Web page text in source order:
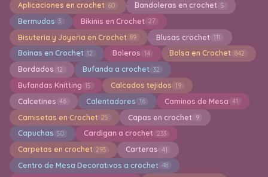
Aplicaciones en crochet 60 Bandoleras en crochet 5
Bermudas 3 Bikinis en Crochet 27
Bisuteria y Joyeria en Crochet 89 Blusas crochet 111
Boinas en Crochet 12 Boleros 14 Bolsa en Crochet 842
Bordados 12 Bufanda a crochet 32
Bufandas Knitting 15 Calcados tejidos 19
Calcetines 46 Calentadores 16 Caminos de Mesa 41
Camisetas en Crochet 25 Capas en crochet 9
Capuchas 50 Cardigan a crochet 233
Carpetas en crochet 293 Carteras 41
Centro de Mesa Decorativos a crochet 48